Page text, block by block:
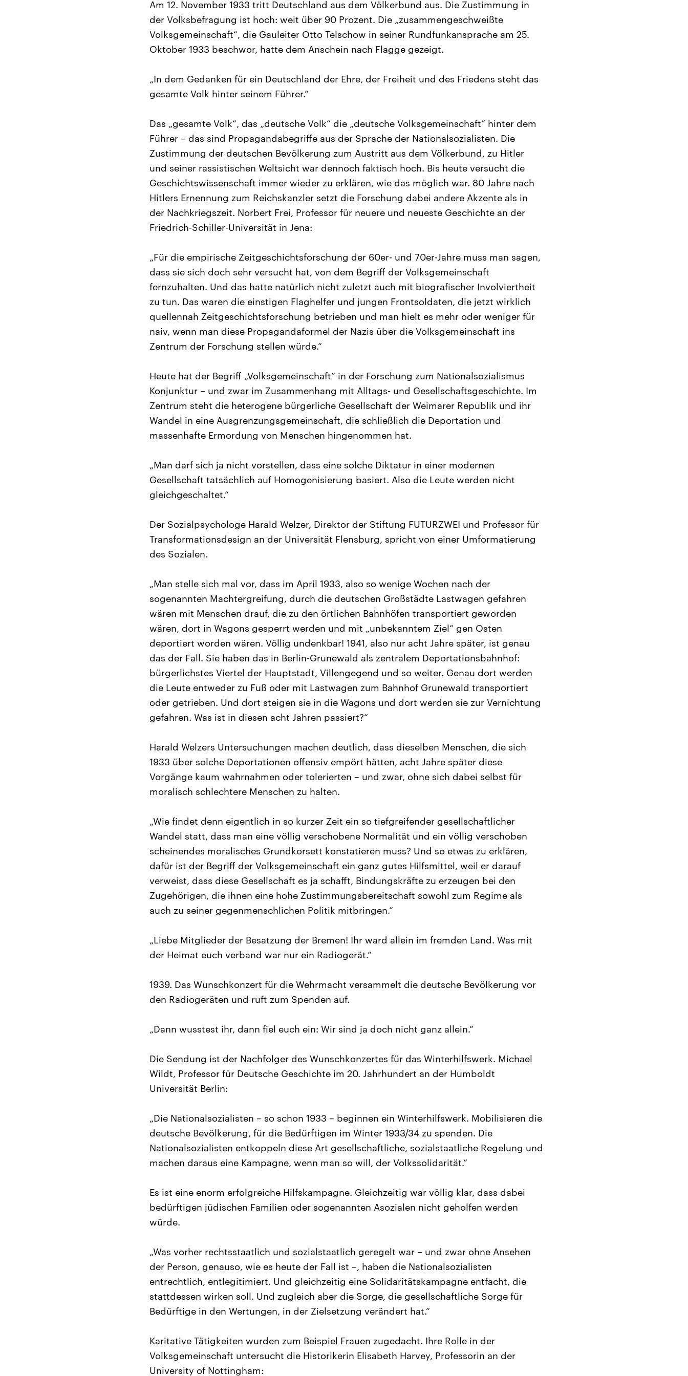
Am 12. November 1933 tritt Deutschland aus dem Völkerbund aus. Die Zustimmung in
der Volksbefragung ist hoch: weit über 90 Prozent. Die „zusammengeschweißte
Volksgemeinschaft“, die Gauleiter Otto Telschow in seiner Rundfunkansprache am 25.
Oktober 1933 beschwor, hatte dem Anschein nach Flagge gezeigt.
„In dem Gedanken für ein Deutschland der Ehre, der Freiheit und des Friedens steht das
gesamte Volk hinter seinem Führer.“
Das „gesamte Volk“, das „deutsche Volk“ die „deutsche Volksgemeinschaft“ hinter dem
Führer – das sind Propagandabegriffe aus der Sprache der Nationalsozialisten. Die
Zustimmung der deutschen Bevölkerung zum Austritt aus dem Völkerbund, zu Hitler
und seiner rassistischen Weltsicht war dennoch faktisch hoch. Bis heute versucht die
Geschichtswissenschaft immer wieder zu erklären, wie das möglich war. 80 Jahre nach
Hitlers Ernennung zum Reichskanzler setzt die Forschung dabei andere Akzente als in
der Nachkriegszeit. Norbert Frei, Professor für neuere und neueste Geschichte an der
Friedrich-Schiller-Universität in Jena:
„Für die empirische Zeitgeschichtsforschung der 60er- und 70er-Jahre muss man sagen,
dass sie sich doch sehr versucht hat, von dem Begriff der Volksgemeinschaft
fernzuhalten. Und das hatte natürlich nicht zuletzt auch mit biografischer Involviertheit
zu tun. Das waren die einstigen Flaghelfer und jungen Frontsoldaten, die jetzt wirklich
quellennah Zeitgeschichtsforschung betrieben und man hielt es mehr oder weniger für
naiv, wenn man diese Propagandaformel der Nazis über die Volksgemeinschaft ins
Zentrum der Forschung stellen würde.“
Heute hat der Begriff „Volksgemeinschaft“ in der Forschung zum Nationalsozialismus
Konjunktur – und zwar im Zusammenhang mit Alltags- und Gesellschaftsgeschichte. Im
Zentrum steht die heterogene bürgerliche Gesellschaft der Weimarer Republik und ihr
Wandel in eine Ausgrenzungsgemeinschaft, die schließlich die Deportation und
massenhafte Ermordung von Menschen hingenommen hat.
„Man darf sich ja nicht vorstellen, dass eine solche Diktatur in einer modernen
Gesellschaft tatsächlich auf Homogenisierung basiert. Also die Leute werden nicht
gleichgeschaltet.“
Der Sozialpsychologe Harald Welzer, Direktor der Stiftung FUTURZWEI und Professor für
Transformationsdesign an der Universität Flensburg, spricht von einer Umformatierung
des Sozialen.
„Man stelle sich mal vor, dass im April 1933, also so wenige Wochen nach der
sogenannten Machtergreifung, durch die deutschen Großstädte Lastwagen gefahren
wären mit Menschen drauf, die zu den örtlichen Bahnhöfen transportiert geworden
wären, dort in Wagons gesperrt werden und mit „unbekanntem Ziel“ gen Osten
deportiert worden wären. Völlig undenkbar! 1941, also nur acht Jahre später, ist genau
das der Fall. Sie haben das in Berlin-Grunewald als zentralem Deportationsbahnhof:
bürgerlichstes Viertel der Hauptstadt, Villengegend und so weiter. Genau dort werden
die Leute entweder zu Fuß oder mit Lastwagen zum Bahnhof Grunewald transportiert
oder getrieben. Und dort steigen sie in die Wagons und dort werden sie zur Vernichtung
gefahren. Was ist in diesen acht Jahren passiert?“
Harald Welzers Untersuchungen machen deutlich, dass dieselben Menschen, die sich
1933 über solche Deportationen offensiv empört hätten, acht Jahre später diese
Vorgänge kaum wahrnahmen oder tolerierten – und zwar, ohne sich dabei selbst für
moralisch schlechtere Menschen zu halten.
„Wie findet denn eigentlich in so kurzer Zeit ein so tiefgreifender gesellschaftlicher
Wandel statt, dass man eine völlig verschobene Normalität und ein völlig verschoben
scheinendes moralisches Grundkorsett konstatieren muss? Und so etwas zu erklären,
dafür ist der Begriff der Volksgemeinschaft ein ganz gutes Hilfsmittel, weil er darauf
verweist, dass diese Gesellschaft es ja schafft, Bindungskräfte zu erzeugen bei den
Zugehörigen, die ihnen eine hohe Zustimmungsbereitschaft sowohl zum Regime als
auch zu seiner gegenmenschlichen Politik mitbringen.“
„Liebe Mitglieder der Besatzung der Bremen! Ihr ward allein im fremden Land. Was mit
der Heimat euch verband war nur ein Radiogerät.“
1939. Das Wunschkonzert für die Wehrmacht versammelt die deutsche Bevölkerung vor
den Radiogeräten und ruft zum Spenden auf.
„Dann wusstest ihr, dann fiel euch ein: Wir sind ja doch nicht ganz allein.“
Die Sendung ist der Nachfolger des Wunschkonzertes für das Winterhilfswerk. Michael
Wildt, Professor für Deutsche Geschichte im 20. Jahrhundert an der Humboldt
Universität Berlin:
„Die Nationalsozialisten – so schon 1933 – beginnen ein Winterhilfswerk. Mobilisieren die
deutsche Bevölkerung, für die Bedürftigen im Winter 1933/34 zu spenden. Die
Nationalsozialisten entkoppeln diese Art gesellschaftliche, sozialstaatliche Regelung und
machen daraus eine Kampagne, wenn man so will, der Volkssolidarität.“
Es ist eine enorm erfolgreiche Hilfskampagne. Gleichzeitig war völlig klar, dass dabei
bedürftigen jüdischen Familien oder sogenannten Asozialen nicht geholfen werden
würde.
„Was vorher rechtsstaatlich und sozialstaatlich geregelt war – und zwar ohne Ansehen
der Person, genauso, wie es heute der Fall ist –, haben die Nationalsozialisten
entrechtlich, entlegitimiert. Und gleichzeitig eine Solidaritätskampagne entfacht, die
stattdessen wirken soll. Und zugleich aber die Sorge, die gesellschaftliche Sorge für
Bedürftige in den Wertungen, in der Zielsetzung verändert hat.“
Karitative Tätigkeiten wurden zum Beispiel Frauen zugedacht. Ihre Rolle in der
Volksgemeinschaft untersucht die Historikerin Elisabeth Harvey, Professorin an der
University of Nottingham: